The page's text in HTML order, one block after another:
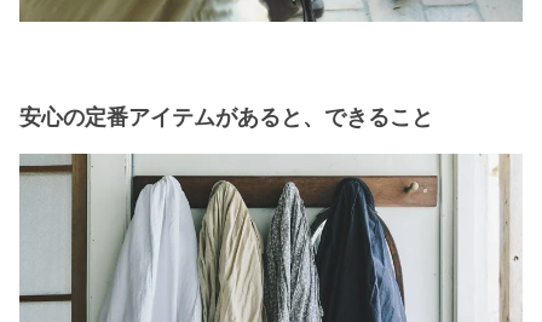
安心の定番アイテムがあると、できること